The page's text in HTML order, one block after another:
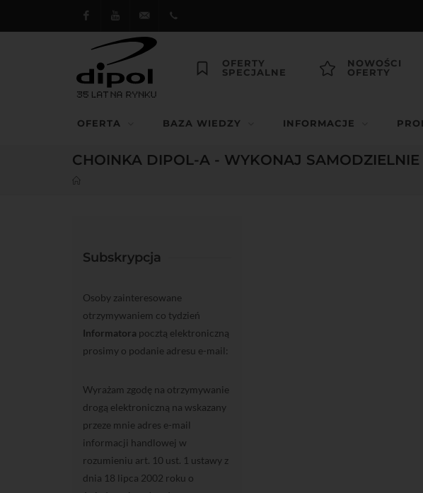
FacebookYoutube dipol@dipol.com.pl
OFERTY
SPECJALNE
NOWOŚCI
OFERTY
OFERTA BAZA WIEDZY INFORMACJE
CHOINKA DIPOL-A - WYKONAJ
Subskrypcja
Osoby zainteresowane
otrzymywaniem co tydzień
Informatora pocztą elektroniczną
prosimy o podanie adresu e-mail:
Wyrażam zgodę na otrzymywanie
drogą elektroniczną na wskazany
przeze mnie adres e-mail
informacji handlowej w
rozumieniu art. 10 ust. 1 ustawy z
dnia 18 lipca 2002 roku o